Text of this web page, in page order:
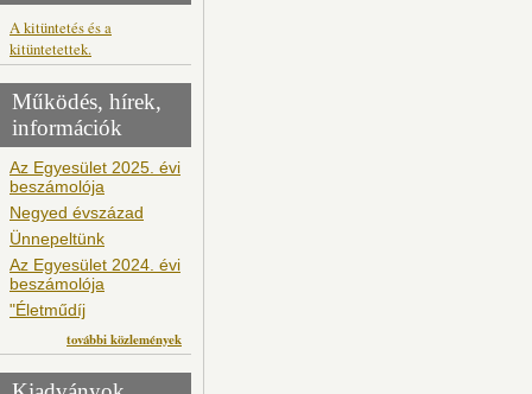
A kitüntetés és a
kitüntetettek.
Működés, hírek,
információk
Az Egyesület 2025. évi
beszámolója
Negyed évszázad
Ünnepeltünk
Az Egyesület 2024. évi
beszámolója
"Életműdíj
további közlemények